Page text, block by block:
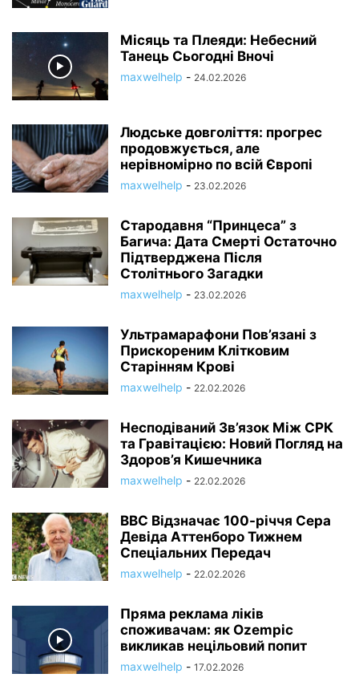
Місяць та Плеяди: Небесний
Танець Сьогодні Вночі
maxwelhelp - 24.02.2026
Людське довголіття: прогрес
продовжується, але
нерівномірно по всій Європі
maxwelhelp - 23.02.2026
Стародавня “Принцеса” з
Багича: Дата Смерті Остаточно
Підтверджена Після
Столітнього Загадки
maxwelhelp - 23.02.2026
Ультрамарафони Пов’язані з
Прискореним Клітковим
Старінням Крові
maxwelhelp - 22.02.2026
Несподіваний Зв’язок Між СРК
та Гравітацією: Новий Погляд на
Здоров’я Кишечника
maxwelhelp - 22.02.2026
BBC Відзначає 100-річчя Сера
Девіда Аттенборо Тижнем
Спеціальних Передач
maxwelhelp - 22.02.2026
Пряма реклама ліків
споживачам: як Ozempic
викликав нецільовий попит
maxwelhelp - 17.02.2026